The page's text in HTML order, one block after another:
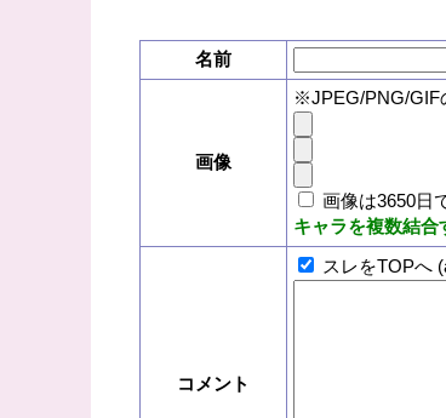
名前
画像
※JPEG/PNG/GIF
画像は3650日
キャラを複数結合
コメント
スレをTOPへ